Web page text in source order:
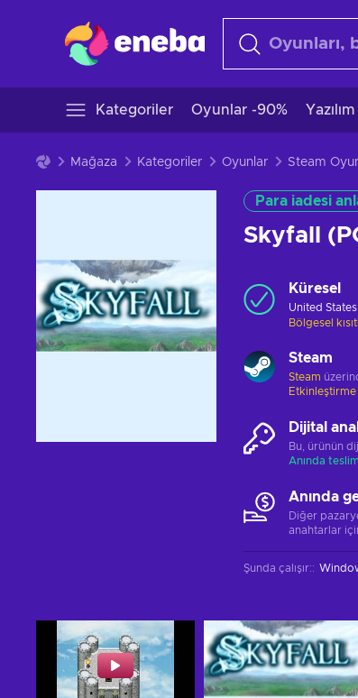
Kategoriler Oyunlar -90% Yazılım
Mağaza Kategoriler Oyunlar Steam
Para iadesi
Skyfall
Küresel
United
Bölgesel
Steam
Steam
Etkinleştirme
Dijital
Bu, ürünün
Anında
Anında
Diğer
anahtarlar
Şunda çalışır::